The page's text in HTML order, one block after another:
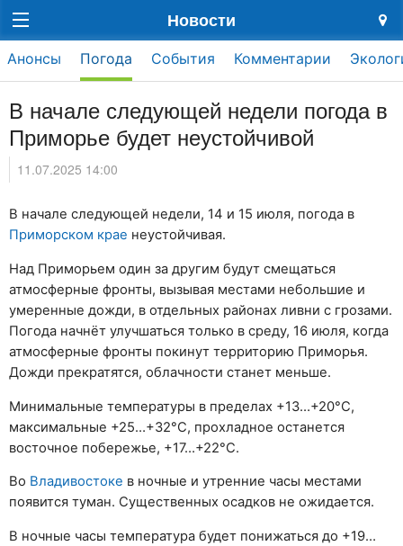
Новости
Анонсы Погода События Комментарии
В начале следующей недели погода в
Приморье будет неустойчивой
11.07.2025 14:00
В начале следующей недели, 14 и 15 июля, погода в
Приморском крае неустойчивая.
Над Приморьем один за другим будут смещаться
атмосферные фронты, вызывая местами небольшие и
умеренные дожди, в отдельных районах ливни с грозами.
Погода начнёт улучшаться только в среду, 16 июля, когда
атмосферные фронты покинут территорию Приморья.
Дожди прекратятся, облачности станет меньше.
Минимальные температуры в пределах +13…+20°С,
максимальные +25…+32°С, прохладное останется
восточное побережье, +17…+22°С.
Во Владивостоке в ночные и утренние часы местами
появится туман. Существенных осадков не ожидается.
В ночные часы температура будет понижаться до +19…